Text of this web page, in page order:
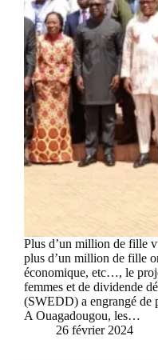
Plus d’un million de fille
plus d’un million de fille
économique, etc…, le
femmes et de dividende
(SWEDD) a engrangé de
A Ouagadougou, les…
26 février 2024